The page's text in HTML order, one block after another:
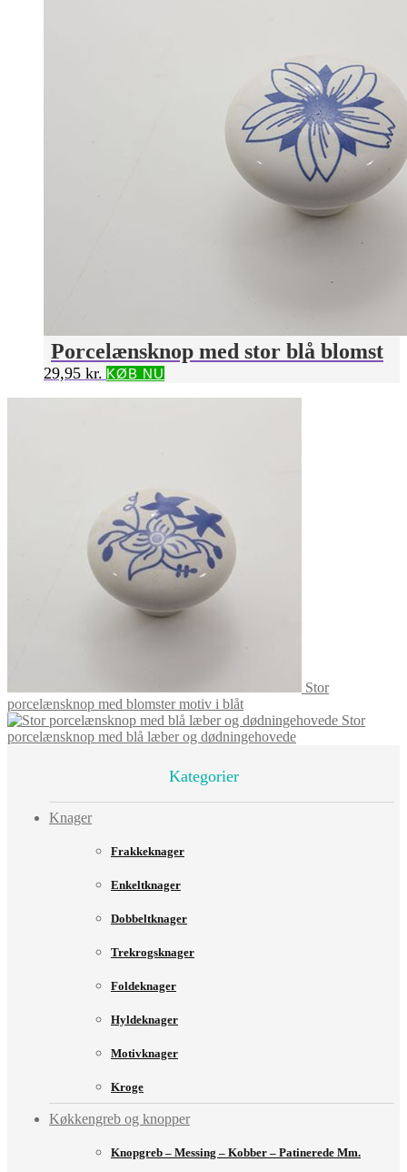
Porcelænsknop med stor blå blomst
29,95 kr. KØB NU
Stor
porcelænsknop med blomster motiv i blåt
Stor
porcelænsknop med blå læber og dødningehovede
Kategorier
Knager
Frakkeknager
Enkeltknager
Dobbeltknager
Trekrogsknager
Foldeknager
Hyldeknager
Motivknager
Kroge
Køkkengreb og knopper
Knopgreb – Messing – Kobber – Patinerede Mm.